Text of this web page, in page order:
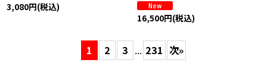
3,080円(税込)
16,500円(税込)
1 2 3 ... 231 次»